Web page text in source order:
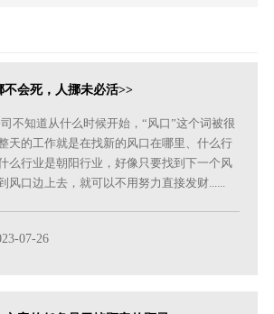
不会死，人挪未必活>>
不知道从什么时候开始，“风口”这个词被很
天的工作就是在找新的风口在哪里、什么行
么行业是朝阳行业，好像只要找到下一个风
风口边上去，就可以不用努力直接发财......
07-26